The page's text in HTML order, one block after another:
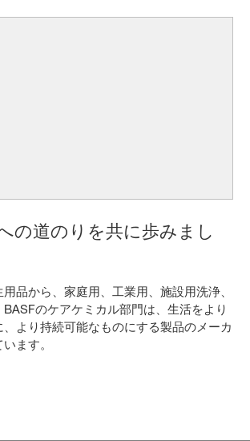
の道のりを共に歩みまし
品から、家庭用、工業用、施設用洗浄、
のケアケミカル部門は、生活をより
より持続可能なものにする製品のメーカ
ます。